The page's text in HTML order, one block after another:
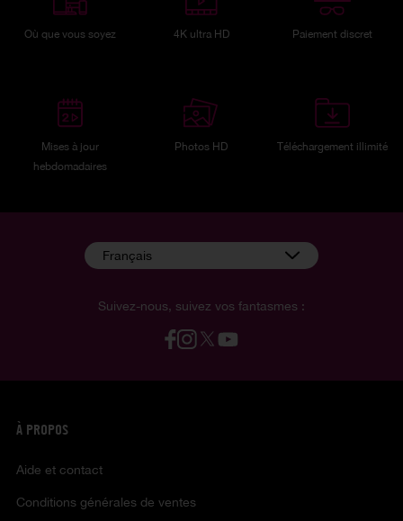
Où que vous soyez 4K ultra HD Paiement discret
Mises à jour
hebdomadaires
Photos HD Téléchargement illimité
Suivez-nous, suivez vos fantasmes :
Français
À PROPOS
Aide et contact
Conditions générales de ventes